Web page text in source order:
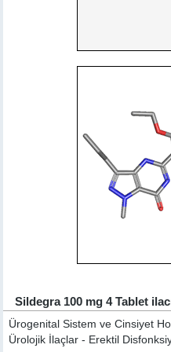
Sildegra 100 mg 4 Tablet
Ürogenital Sistem ve Cinsiyet
Ürolojik İlaçlar - Erektil